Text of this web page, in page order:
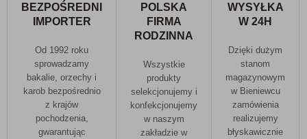
BEZPOŚREDNI
IMPORTER
Od 1992 roku
sprowadzamy
bakalie, orzechy i
karob bezpośrednio
z krajów
pochodzenia,
gwarantując
POLSKA
FIRMA
RODZINNA
Wszystkie
produkty
selekcjonujemy i
konfekcjonujemy
w naszym
zakładzie w
WYSYŁKA
W 24H
Dzięki dużym
stanom
magazynowym
w Bieniewcu
zamówienia
realizujemy
błyskawicznie